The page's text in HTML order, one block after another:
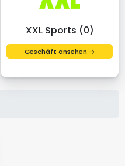
XXL Sports (0)
Geschäft ansehen →